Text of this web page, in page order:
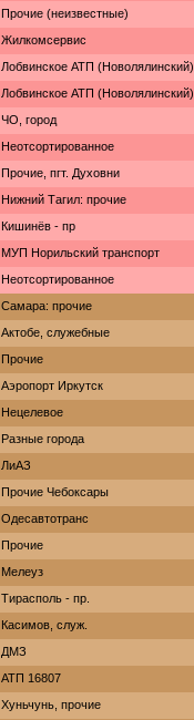
Прочие (неизвестные)
Жилкомсервис
Лобвинское АТП (Новолялинский)
Лобвинское АТП (Новолялинский)
ЧО, город
Неотсортированное
Прочие, пгт. Духовни
Нижний Тагил: прочие
Кишинёв - пр
МУП Норильский транспорт
Неотсортированное
Самара: прочие
Актобе, служебные
Прочие
Аэропорт Иркутск
Нецелевое
Разные города
ЛиАЗ
Прочие Чебоксары
Одесавтотранс
Прочие
Мелеуз
Тирасполь - пр.
Касимов, служ.
ДМЗ
АТП 16807
Хуньчунь, прочие